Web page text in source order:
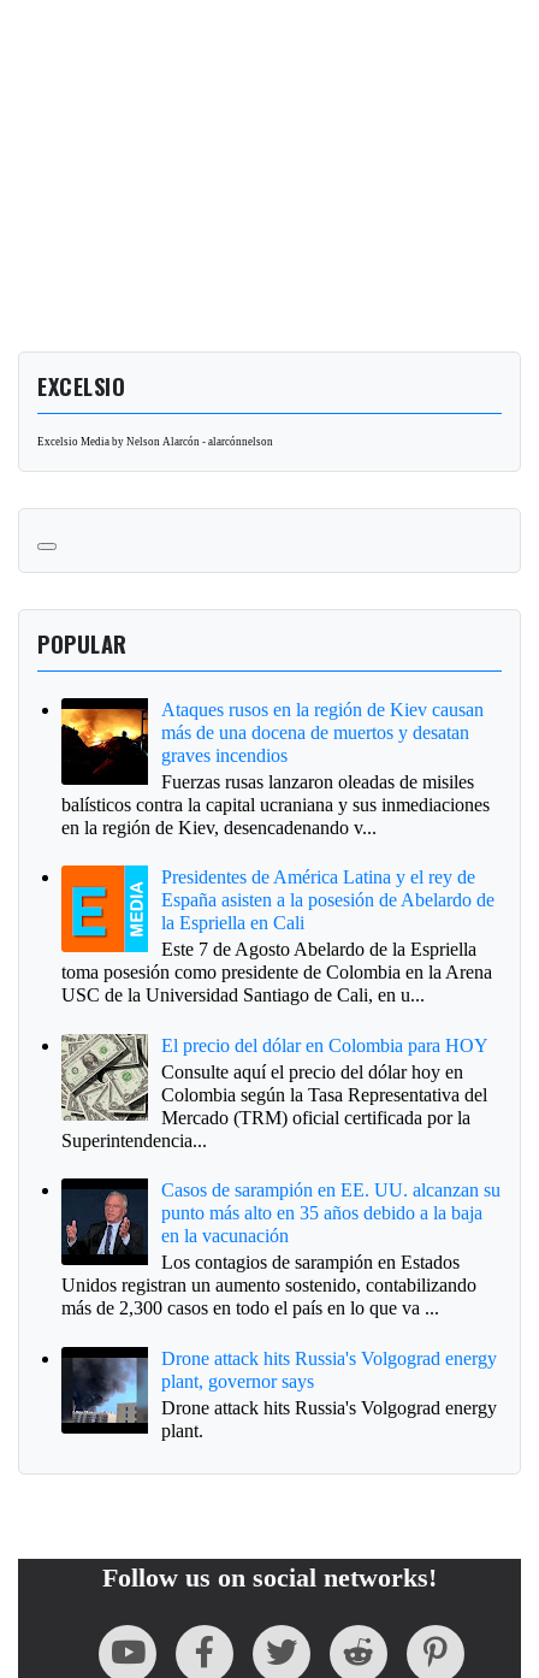
EXCELSIO
Excelsio Media by Nelson Alarcón - alarcónnelson
POPULAR
Ataques rusos en la región de Kiev causan
más de una docena de muertos y desatan
graves incendios
Fuerzas rusas lanzaron oleadas de misiles
balísticos contra la capital ucraniana y sus inmediaciones
en la región de Kiev, desencadenando v...
Presidentes de América Latina y el rey de
España asisten a la posesión de Abelardo de
la Espriella en Cali
Este 7 de Agosto Abelardo de la Espriella
toma posesión como presidente de Colombia en la Arena
USC de la Universidad Santiago de Cali, en u...
El precio del dólar en Colombia para HOY
Consulte aquí el precio del dólar hoy en
Colombia según la Tasa Representativa del
Mercado (TRM) oficial certificada por la
Superintendencia...
Casos de sarampión en EE. UU. alcanzan su
punto más alto en 35 años debido a la baja
en la vacunación
Los contagios de sarampión en Estados
Unidos registran un aumento sostenido, contabilizando
más de 2,300 casos en todo el país en lo que va ...
Drone attack hits Russia's Volgograd energy
plant, governor says
Drone attack hits Russia's Volgograd energy
plant.
Follow us on social networks!